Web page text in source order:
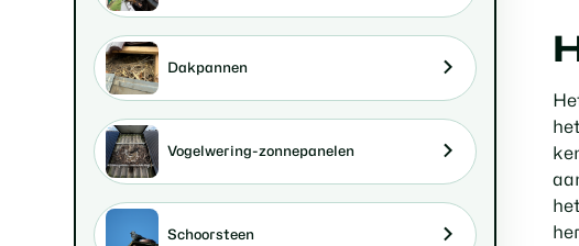
Dakpannen
Vogelwering-zonnepanelen
Schoorsteen